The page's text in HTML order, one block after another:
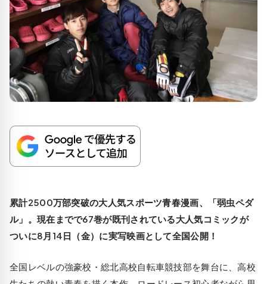
累計2500万部突破の大人気スポーツ青春漫画、「弱虫ペダ
ル」。現在までで67巻が既刊されている大人気コミックが
ついに8月14日（金）に実写映画として全国公開！
全国レベルの強豪校・総北高校自転車競技部を舞台に、高校